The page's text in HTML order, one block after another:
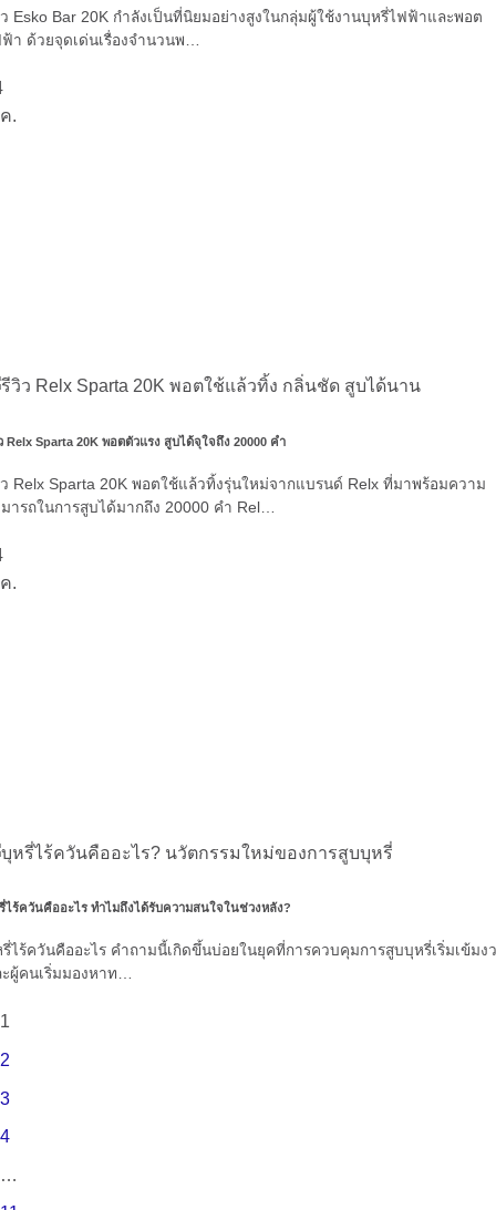
Esko Bar 20K กำลังเป็นที่นิยมอย่างสูงในกลุ่มผู้ใช้งานบุหรี่ไฟฟ้าและพอต
า ด้วยจุดเด่นเรื่องจำนวนพ…
Relx Sparta 20K พอตตัวแรง สูบได้จุใจถึง 20000 คำ
Relx Sparta 20K พอตใช้แล้วทิ้งรุ่นใหม่จากแบรนด์ Relx ที่มาพร้อมความ
ารถในการสูบได้มากถึง 20000 คำ Rel…
.
ไร้ควันคืออะไร ทำไมถึงได้รับความสนใจในช่วงหลัง?
ไร้ควันคืออะไร คำถามนี้เกิดขึ้นบ่อยในยุคที่การควบคุมการสูบบุหรี่เริ่มเข้มง
ผู้คนเริ่มมองหาท…
.
1
2
3
4
…